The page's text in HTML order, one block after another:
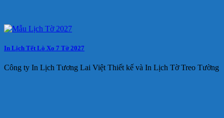
In Lịch Tết Lò Xo 7 Tờ 2027
Công ty In Lịch Tương Lai Việt Thiết kế và In Lịch Tờ Treo Tường